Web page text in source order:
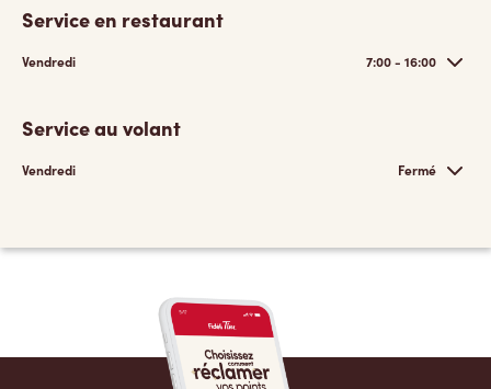
Service en restaurant
Vendredi 7:00 - 16:00
Service au volant
Vendredi Fermé